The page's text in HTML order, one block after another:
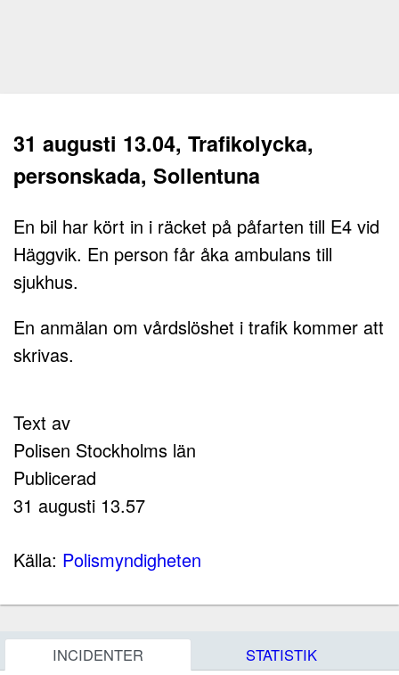
31 augusti 13.04, Trafikolycka,
personskada, Sollentuna
En bil har kört in i räcket på påfarten till E4 vid
Häggvik. En person får åka ambulans till
sjukhus.
En anmälan om vårdslöshet i trafik kommer att
skrivas.
Text av
Polisen Stockholms län
Publicerad
31 augusti 13.57
Källa: Polismyndigheten
INCIDENTER STATISTIK